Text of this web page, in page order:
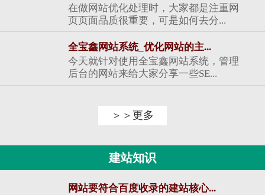
在做网站优化处理时，大家都是注重网
页页面品质很重要，可是如何去分...
全宝鑫网站系统_优化网站的主...
今天就针对使用全宝鑫网站系统，管理
后台的网站来给大家分享一些SE...
＞＞更多
建站知识
网站要符合百度收录的建站核心...